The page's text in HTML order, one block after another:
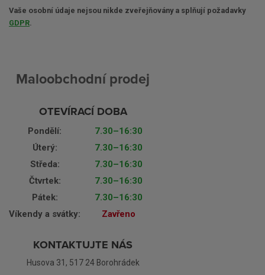
Vaše osobní údaje nejsou nikde zveřejňovány a splňují požadavky
GDPR
Maloobchodní prodej
OTEVÍRACÍ DOBA
Pondělí:
7.30–16:30
Úterý:
7.30–16:30
Středa:
7.30–16:30
Čtvrtek:
7.30–16:30
Pátek:
7.30–16:30
Víkendy a svátky:
Zavřeno
KONTAKTUJTE NÁS
Husova 31, 517 24 Borohrádek